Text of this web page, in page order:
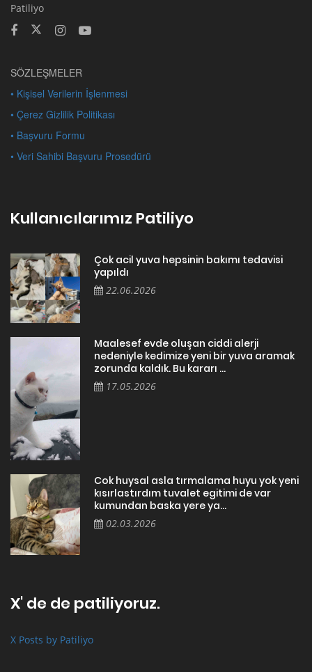
Patiliyo
SÖZLEŞMELER
• Kişisel Verilerin İşlenmesi
• Çerez Gizlilik Politikası
• Başvuru Formu
• Veri Sahibi Başvuru Prosedürü
Kullanıcılarımız Patiliyo
Çok acil yuva hepsinin bakımı tedavisi
yapıldı
22.06.2026
Maalesef evde oluşan ciddi alerji
nedeniyle kedimize yeni bir yuva aramak
zorunda kaldık. Bu kararı ...
17.05.2026
Cok huysal asla tırmalama huyu yok yeni
kısırlastırdım tuvalet egitimi de var
kumundan baska yere ya...
02.03.2026
X' de de patiliyoruz.
X Posts by Patiliyo